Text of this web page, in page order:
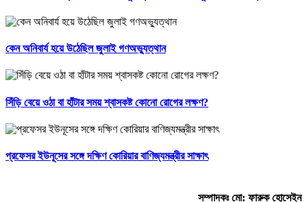
কেন অনিবার্য হয়ে উঠেছিল জুলাই গণঅভ্যুত্থান
সিঁড়ি বেয়ে ওঠা বা হাঁটার সময় শ্বাসকষ্ট কোনো রোগের লক্ষণ?
প্রফেসর ইউনূসের সঙ্গে দক্ষিণ কোরিয়ার বাণিজ্যমন্ত্রীর সাক্ষাৎ
সম্পাদকঃ মো: ফারুক হোসেইন